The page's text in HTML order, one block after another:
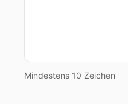
Mindestens 10 Zeichen